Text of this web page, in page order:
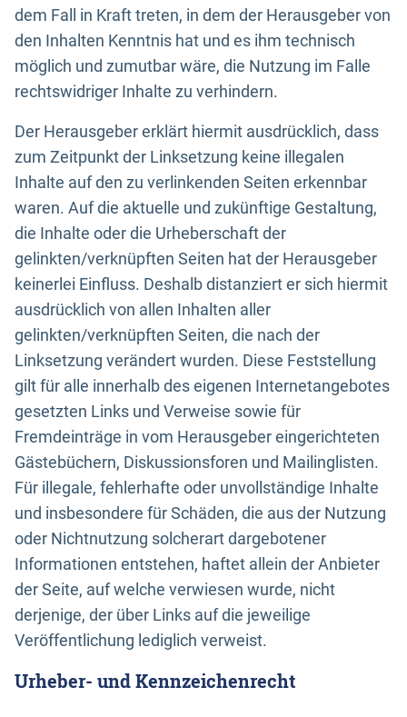
dem Fall in Kraft treten, in dem der Herausgeber von
den Inhalten Kenntnis hat und es ihm technisch
möglich und zumutbar wäre, die Nutzung im Falle
rechtswidriger Inhalte zu verhindern.
Der Herausgeber erklärt hiermit ausdrücklich, dass
zum Zeitpunkt der Linksetzung keine illegalen
Inhalte auf den zu verlinkenden Seiten erkennbar
waren. Auf die aktuelle und zukünftige Gestaltung,
die Inhalte oder die Urheberschaft der
gelinkten/verknüpften Seiten hat der Herausgeber
keinerlei Einfluss. Deshalb distanziert er sich hiermit
ausdrücklich von allen Inhalten aller
gelinkten/verknüpften Seiten, die nach der
Linksetzung verändert wurden. Diese Feststellung
gilt für alle innerhalb des eigenen Internetangebotes
gesetzten Links und Verweise sowie für
Fremdeinträge in vom Herausgeber eingerichteten
Gästebüchern, Diskussionsforen und Mailinglisten.
Für illegale, fehlerhafte oder unvollständige Inhalte
und insbesondere für Schäden, die aus der Nutzung
oder Nichtnutzung solcherart dargebotener
Informationen entstehen, haftet allein der Anbieter
der Seite, auf welche verwiesen wurde, nicht
derjenige, der über Links auf die jeweilige
Veröffentlichung lediglich verweist.
Urheber- und Kennzeichenrecht